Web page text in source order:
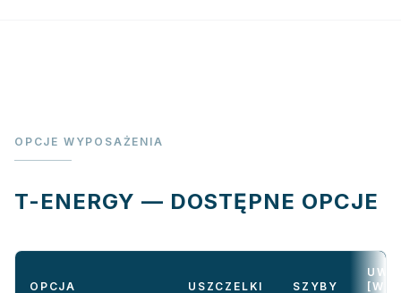
OPCJE WYPOSAŻENIA
T-ENERGY — DOSTĘPNE OPCJE
OPCJA USZCZELKI SZYBY
UW
[W/